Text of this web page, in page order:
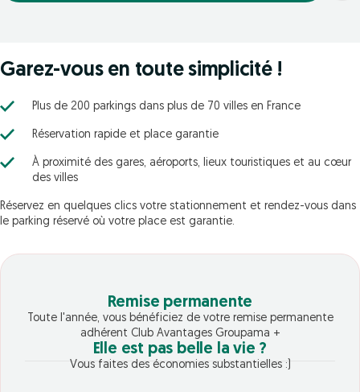
Garez-vous en toute simplicité !
Plus de 200 parkings dans plus de 70 villes en France
Réservation rapide et place garantie
À proximité des gares, aéroports, lieux touristiques et au cœur
des villes
Réservez en quelques clics votre stationnement et rendez-vous dans
le parking réservé où votre place est garantie.
Remise permanente
Toute l'année, vous bénéficiez de votre remise permanente
adhérent Club Avantages Groupama +
Elle est pas belle la vie ?
Vous faites des économies substantielles :)